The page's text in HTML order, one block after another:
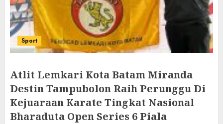
Sport
Atlit Lemkari Kota Batam Miranda
Destin Tampubolon Raih Perunggu Di
Kejuaraan Karate Tingkat Nasional
Bharaduta Open Series 6 Piala